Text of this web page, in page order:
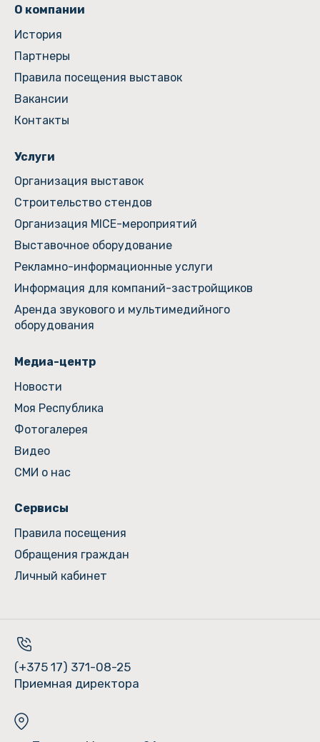
О компании
История
Партнеры
Правила посещения выставок
Вакансии
Контакты
Услуги
Организация выставок
Строительство стендов
Организация MICE-мероприятий
Выставочное оборудование
Рекламно-информационные услуги
Информация для компаний-застройщиков
Аренда звукового и мультимедийного
оборудования
Медиа-центр
Новости
Моя Республика
Фотогалерея
Видео
СМИ о нас
Сервисы
Правила посещения
Обращения граждан
Личный кабинет
(+375 17) 371-08-25
Приемная директора